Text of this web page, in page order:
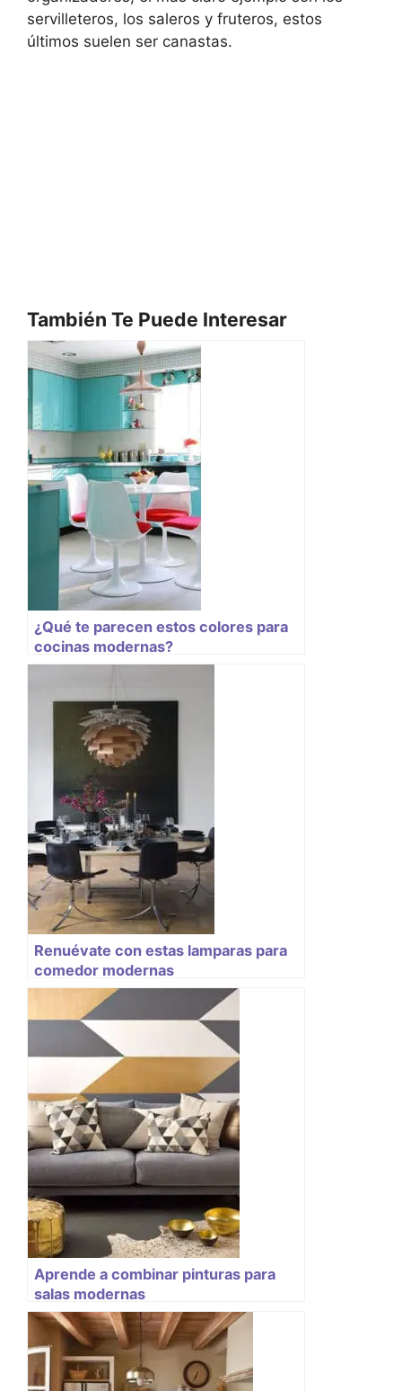
servilleteros, los saleros y fruteros, estos
últimos suelen ser canastas.
También Te Puede Interesar
¿Qué te parecen estos colores para
cocinas modernas?
Renuévate con estas lamparas para
comedor modernas
Aprende a combinar pinturas para
salas modernas